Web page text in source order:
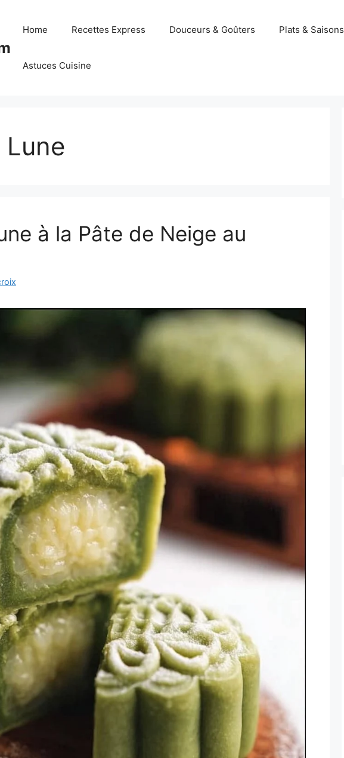
Home Recettes Express Douceurs & Goûters Plats & Saisons
Astuces Cuisine
à la Pâte de Neige au